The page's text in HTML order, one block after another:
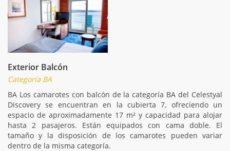
Exterior Balcón
Categoría BA
BA Los camarotes con balcón de la categoría BA del Celestyal
Discovery se encuentran en la cubierta 7, ofreciendo un
espacio de aproximadamente 17 m² y capacidad para alojar
hasta 2 pasajeros. Están equipados con cama doble. El
tamaño y la disposición de los camarotes pueden variar
dentro de la misma categoría.